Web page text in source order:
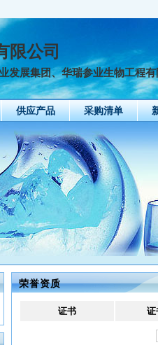
限公司
发展集团、华瑞参业生物工程
供应产品 采购清单
荣誉资质
证书 证